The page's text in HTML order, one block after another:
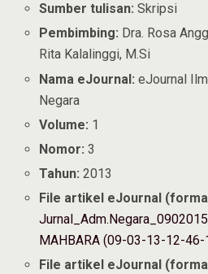
Sumber tulisan: Skripsi
Pembimbing: Dra. Rosa
Rita Kalalinggi, M.Si
Nama eJournal: eJournal
Negara
Volume: 1
Nomor: 3
Tahun: 2013
File artikel eJournal
MAHBARA (09-03-13-12-
File artikel eJournal